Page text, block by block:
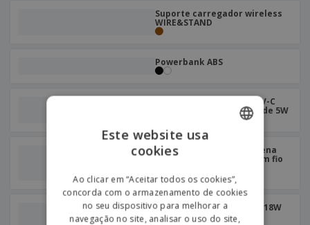
Suporte carregador wireless
WIRE&STAND
Powerbank ABS
Caixa de esterilizador UV-C
com carregador sem fio de 5W
Caixa do esterilizador Rena
UV-C com carregador sem fio
Powerbank em Alumínio 18W
10.000 mAh PD
SPANISH
Este website usa
cookies
Ao clicar em “Aceitar todos os cookies”,
concorda com o armazenamento de cookies
no seu dispositivo para melhorar a
navegação no site, analisar o uso do site,